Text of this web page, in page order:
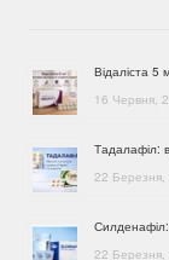
Відаліста 5
16 Червня,
Тадалафіл:
22 Березня,
Силденафіл:
22 Березня,